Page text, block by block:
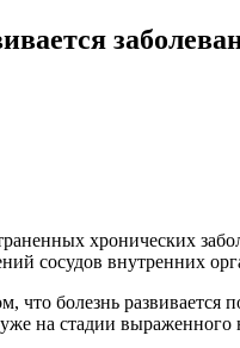
хронических
сосудов внутренних
что болезнь
на стадии выраженного